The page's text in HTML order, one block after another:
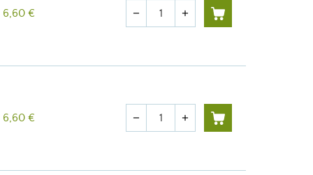
6,60 € Cantidad
remove add
6,60 € Cantidad
remove add